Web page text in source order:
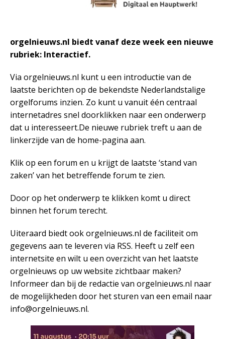
orgelnieuws.nl biedt vanaf deze week een nieuwe
rubriek: Interactief.
Via orgelnieuws.nl kunt u een introductie van de
laatste berichten op de bekendste Nederlandstalige
orgelforums inzien. Zo kunt u vanuit één centraal
internetadres snel doorklikken naar een onderwerp
dat u interesseert.De nieuwe rubriek treft u aan de
linkerzijde van de home-pagina aan.
Klik op een forum en u krijgt de laatste ‘stand van
zaken’ van het betreffende forum te zien.
Door op het onderwerp te klikken komt u direct
binnen het forum terecht.
Uiteraard biedt ook orgelnieuws.nl de faciliteit om
gegevens aan te leveren via RSS. Heeft u zelf een
internetsite en wilt u een overzicht van het laatste
orgelnieuws op uw website zichtbaar maken?
Informeer dan bij de redactie van orgelnieuws.nl naar
de mogelijkheden door het sturen van een email naar
info@orgelnieuws.nl.